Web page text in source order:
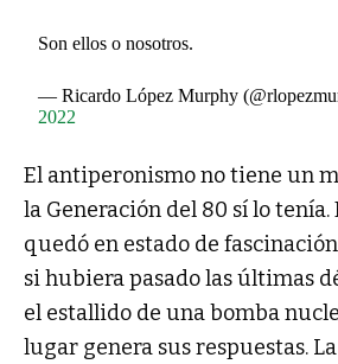
Son ellos o nosotros.
— Ricardo López Murphy
2022
El antiperonismo no tiene un
la Generación del 80 sí lo
quedó en estado de
si hubiera pasado las últimas
el estallido de una bomba
lugar genera sus respuestas.